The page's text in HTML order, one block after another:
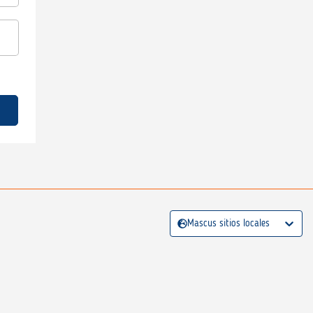
Mascus sitios locales